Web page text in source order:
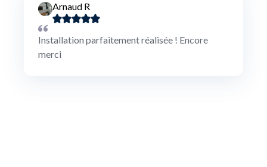
Arnaud R
Installation parfaitement réalisée ! Encore
merci